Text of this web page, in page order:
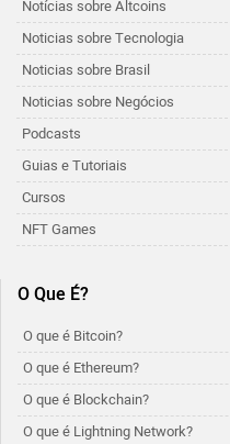
Notícias sobre Altcoins
Noticias sobre Tecnologia
Noticias sobre Brasil
Noticias sobre Negócios
Podcasts
Guias e Tutoriais
Cursos
NFT Games
O Que É?
O que é Bitcoin?
O que é Ethereum?
O que é Blockchain?
O que é Lightning Network?